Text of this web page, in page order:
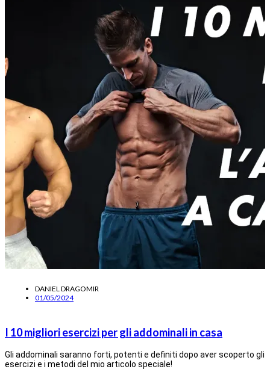
DANIEL DRAGOMIR
01/05/2024
I 10 migliori esercizi per gli addominali in casa
Gli addominali saranno forti, potenti e definiti dopo aver scoperto gli
esercizi e i metodi del mio articolo speciale!